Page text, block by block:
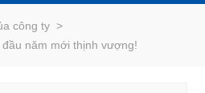
công ty >
năm mới thịnh vượng!